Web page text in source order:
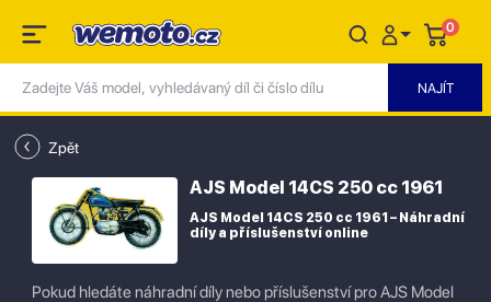
0
Zpět
AJS Model 14CS 250 cc 1961
AJS Model 14CS 250 cc 1961 – Náhradní
díly a příslušenství online
Pokud hledáte náhradní díly nebo příslušenství pro AJS Model